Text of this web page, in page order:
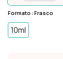
Formato : Frasco
10ml